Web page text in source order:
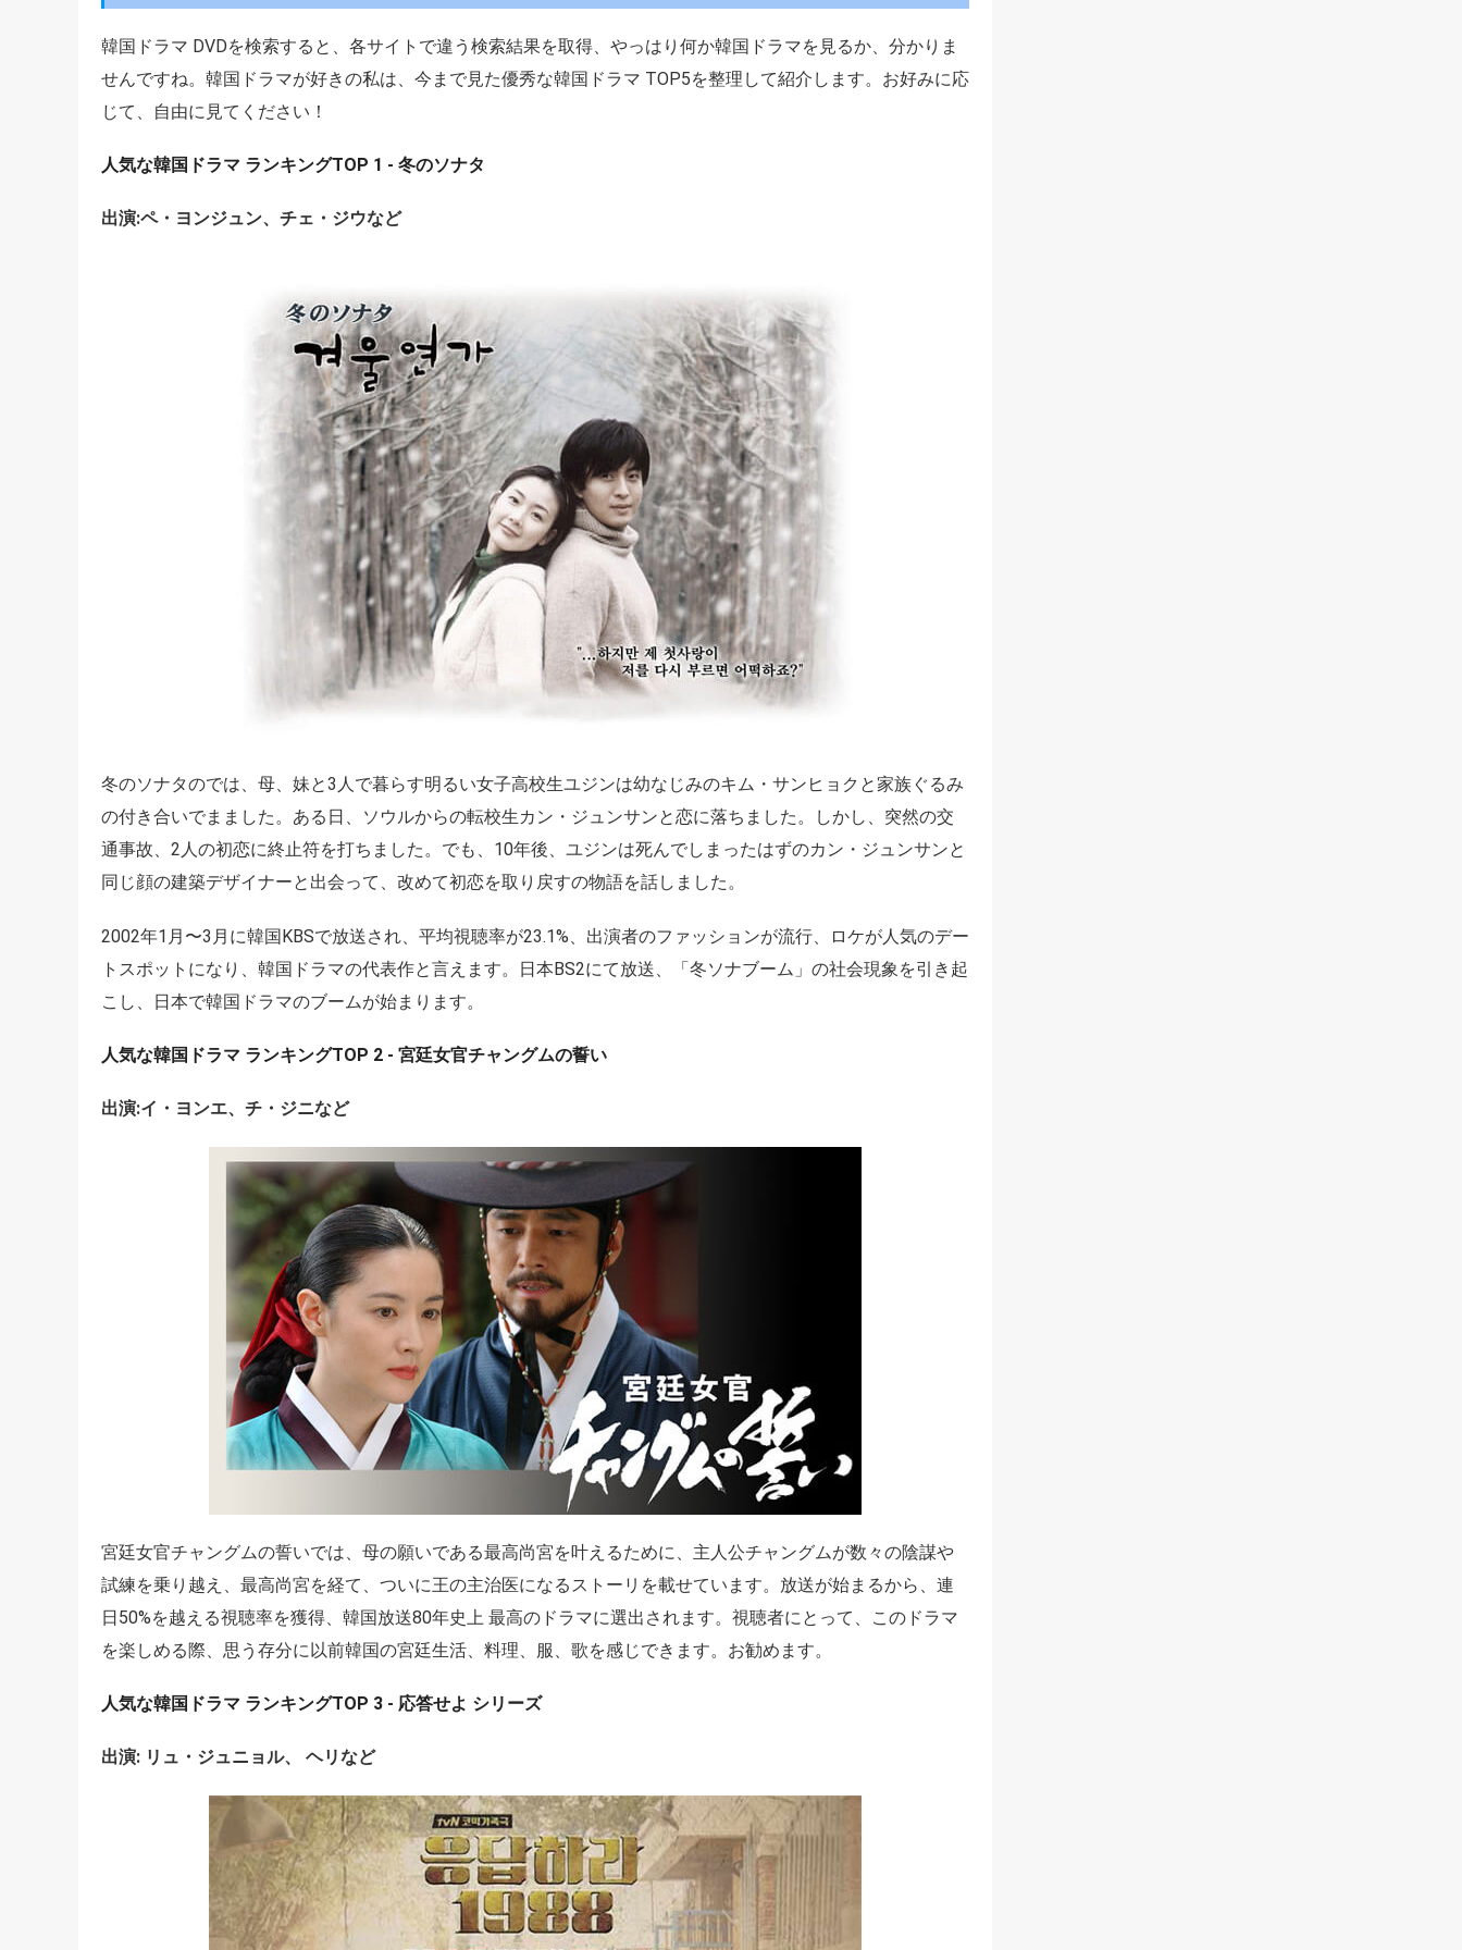
韓国ドラマ DVDを検索すると、各サイトで違う検索結果を取得、やっはり何か韓国ドラマを見るか、分かりま
せんですね。韓国ドラマが好きの私は、今まで見た優秀な韓国ドラマ TOP5を整理して紹介します。お好みに応
じて、自由に見てください！
人気な韓国ドラマ ランキングTOP 1 - 冬のソナタ
出演:ペ・ヨンジュン、チェ・ジウなど
冬のソナタのでは、母、妹と3人で暮らす明るい女子高校生ユジンは幼なじみのキム・サンヒョクと家族ぐるみ
の付き合いでまました。ある日、ソウルからの転校生カン・ジュンサンと恋に落ちました。しかし、突然の交
通事故、2人の初恋に終止符を打ちました。でも、10年後、ユジンは死んでしまったはずのカン・ジュンサンと
同じ顔の建築デザイナーと出会って、改めて初恋を取り戻すの物語を話しました。
2002年1月〜3月に韓国KBSで放送され、平均視聴率が23.1%、出演者のファッションが流行、ロケが人気のデー
トスポットになり、韓国ドラマの代表作と言えます。日本BS2にて放送、「冬ソナブーム」の社会現象を引き起
こし、日本で韓国ドラマのブームが始まります。
人気な韓国ドラマ ランキングTOP 2 - 宮廷女官チャングムの誓い
出演:イ・ヨンエ、チ・ジニなど
宮廷女官チャングムの誓いでは、母の願いである最高尚宮を叶えるために、主人公チャングムが数々の陰謀や
試練を乗り越え、最高尚宮を経て、ついに王の主治医になるストーリを載せています。放送が始まるから、連
日50%を越える視聴率を獲得、韓国放送80年史上 最高のドラマに選出されます。視聴者にとって、このドラマ
を楽しめる際、思う存分に以前韓国の宮廷生活、料理、服、歌を感じできます。お勧めます。
人気な韓国ドラマ ランキングTOP 3 - 応答せよ シリーズ
出演: リュ・ジュニョル、 ヘリなど